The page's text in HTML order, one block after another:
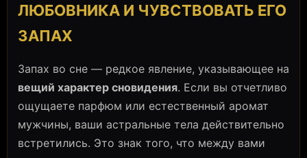
ЛЮБОВНИКА И ЧУВСТВОВАТЬ ЕГО
ЗАПАХ
Запах во сне — редкое явление, указывающее на
вещий характер сновидения. Если вы отчетливо
ощущаете парфюм или естественный аромат
мужчины, ваши астральные тела действительно
встретились. Это знак того, что между вами